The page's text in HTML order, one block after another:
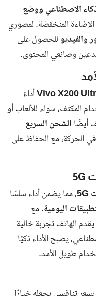
ويطالب بعدم شراء الشقق
الجيزة؟.. محافظ الجيزة
الكهربائي من
واسعة لضبط وترحيل
والعمل وتؤكد: لا استثناءات
الأخبار والمستجدات
اشترك